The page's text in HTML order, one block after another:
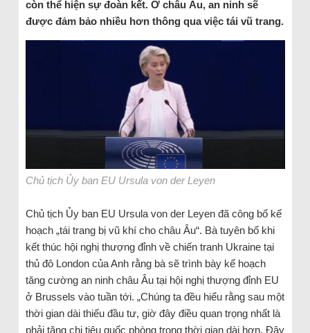
còn thể hiện sự đoàn kết. Ở châu Âu, an ninh sẽ
được đảm bảo nhiều hơn thông qua việc tái vũ trang.
Chủ tịch Ủy ban EU Ursula von der Leyen
Chủ tịch Ủy ban EU Ursula von der Leyen đã công bố kế
hoạch „tái trang bị vũ khí cho châu Âu“. Bà tuyên bố khi
kết thúc hội nghị thượng đỉnh về chiến tranh Ukraine tại
thủ đô London của Anh rằng bà sẽ trình bày kế hoạch
tăng cường an ninh châu Âu tại hội nghị thượng đỉnh EU
ở Brussels vào tuần tới. „Chúng ta đều hiểu rằng sau một
thời gian dài thiếu đầu tư, giờ đây điều quan trọng nhất là
phải tăng chi tiêu quốc phòng trong thời gian dài hơn. Đây